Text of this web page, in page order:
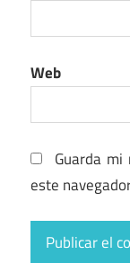
Web
Guarda
este